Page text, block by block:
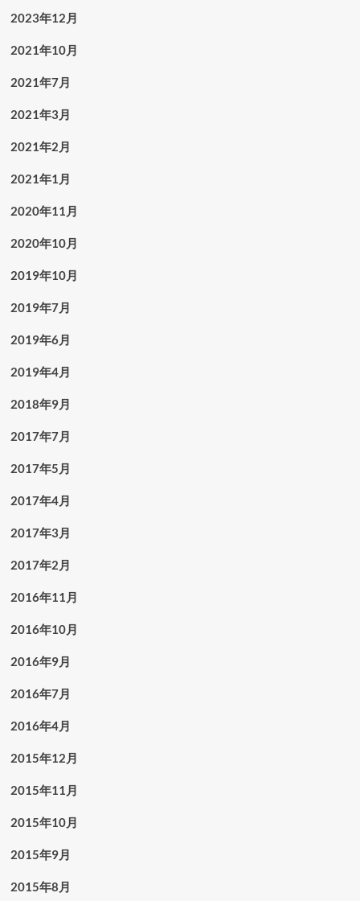
2023年12月
2021年10月
2021年7月
2021年3月
2021年2月
2021年1月
2020年11月
2020年10月
2019年10月
2019年7月
2019年6月
2019年4月
2018年9月
2017年7月
2017年5月
2017年4月
2017年3月
2017年2月
2016年11月
2016年10月
2016年9月
2016年7月
2016年4月
2015年12月
2015年11月
2015年10月
2015年9月
2015年8月